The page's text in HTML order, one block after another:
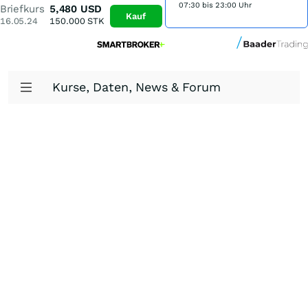
Briefkurs
16.05.24
5,480 USD
150.000STK Kauf
07:30 bis 23:00 Uhr
Kurse, Daten, News & Forum